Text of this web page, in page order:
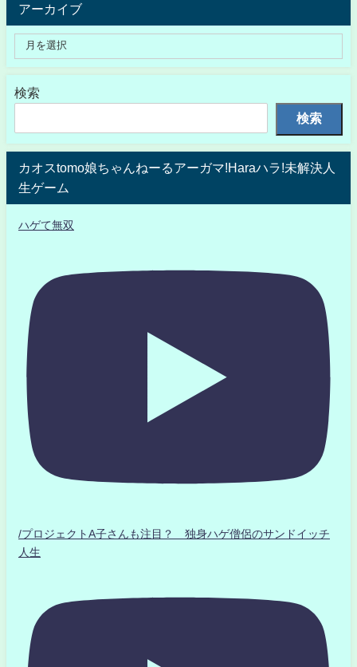
アーカイブ
検索
検索
カオスtomo娘ちゃんねーるアーガマ!Haraハラ!未解決人
生ゲーム
ハゲて無双
/プロジェクトA子さんも注目？ 独身ハゲ僧侶のサンドイッチ
人生